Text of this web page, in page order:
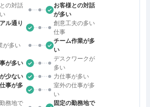
の対話
お客様との対話
が多い
ル通り
創意工夫の多い
仕事
が多い
チーム作業が多
い
が多い
デスクワークが
多い
少ない
力仕事が多い
事が多
室外の仕事が多
い
務地で
固定の勤務地で